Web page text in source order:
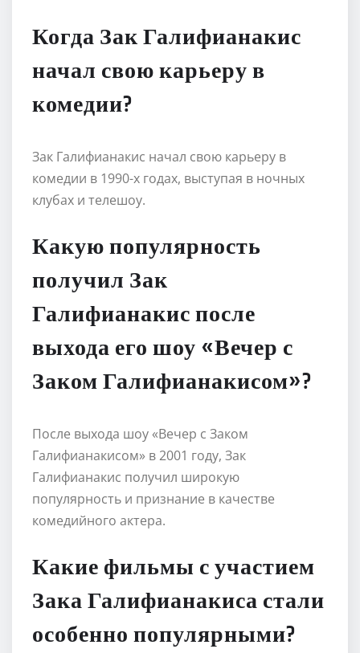
Когда Зак Галифианакис
начал свою карьеру в
комедии?
Зак Галифианакис начал свою карьеру в
комедии в 1990-х годах, выступая в ночных
клубах и телешоу.
Какую популярность
получил Зак
Галифианакис после
выхода его шоу «Вечер с
Заком Галифианакисом»?
После выхода шоу «Вечер с Заком
Галифианакисом» в 2001 году, Зак
Галифианакис получил широкую
популярность и признание в качестве
комедийного актера.
Какие фильмы с участием
Зака Галифианакиса стали
особенно популярными?